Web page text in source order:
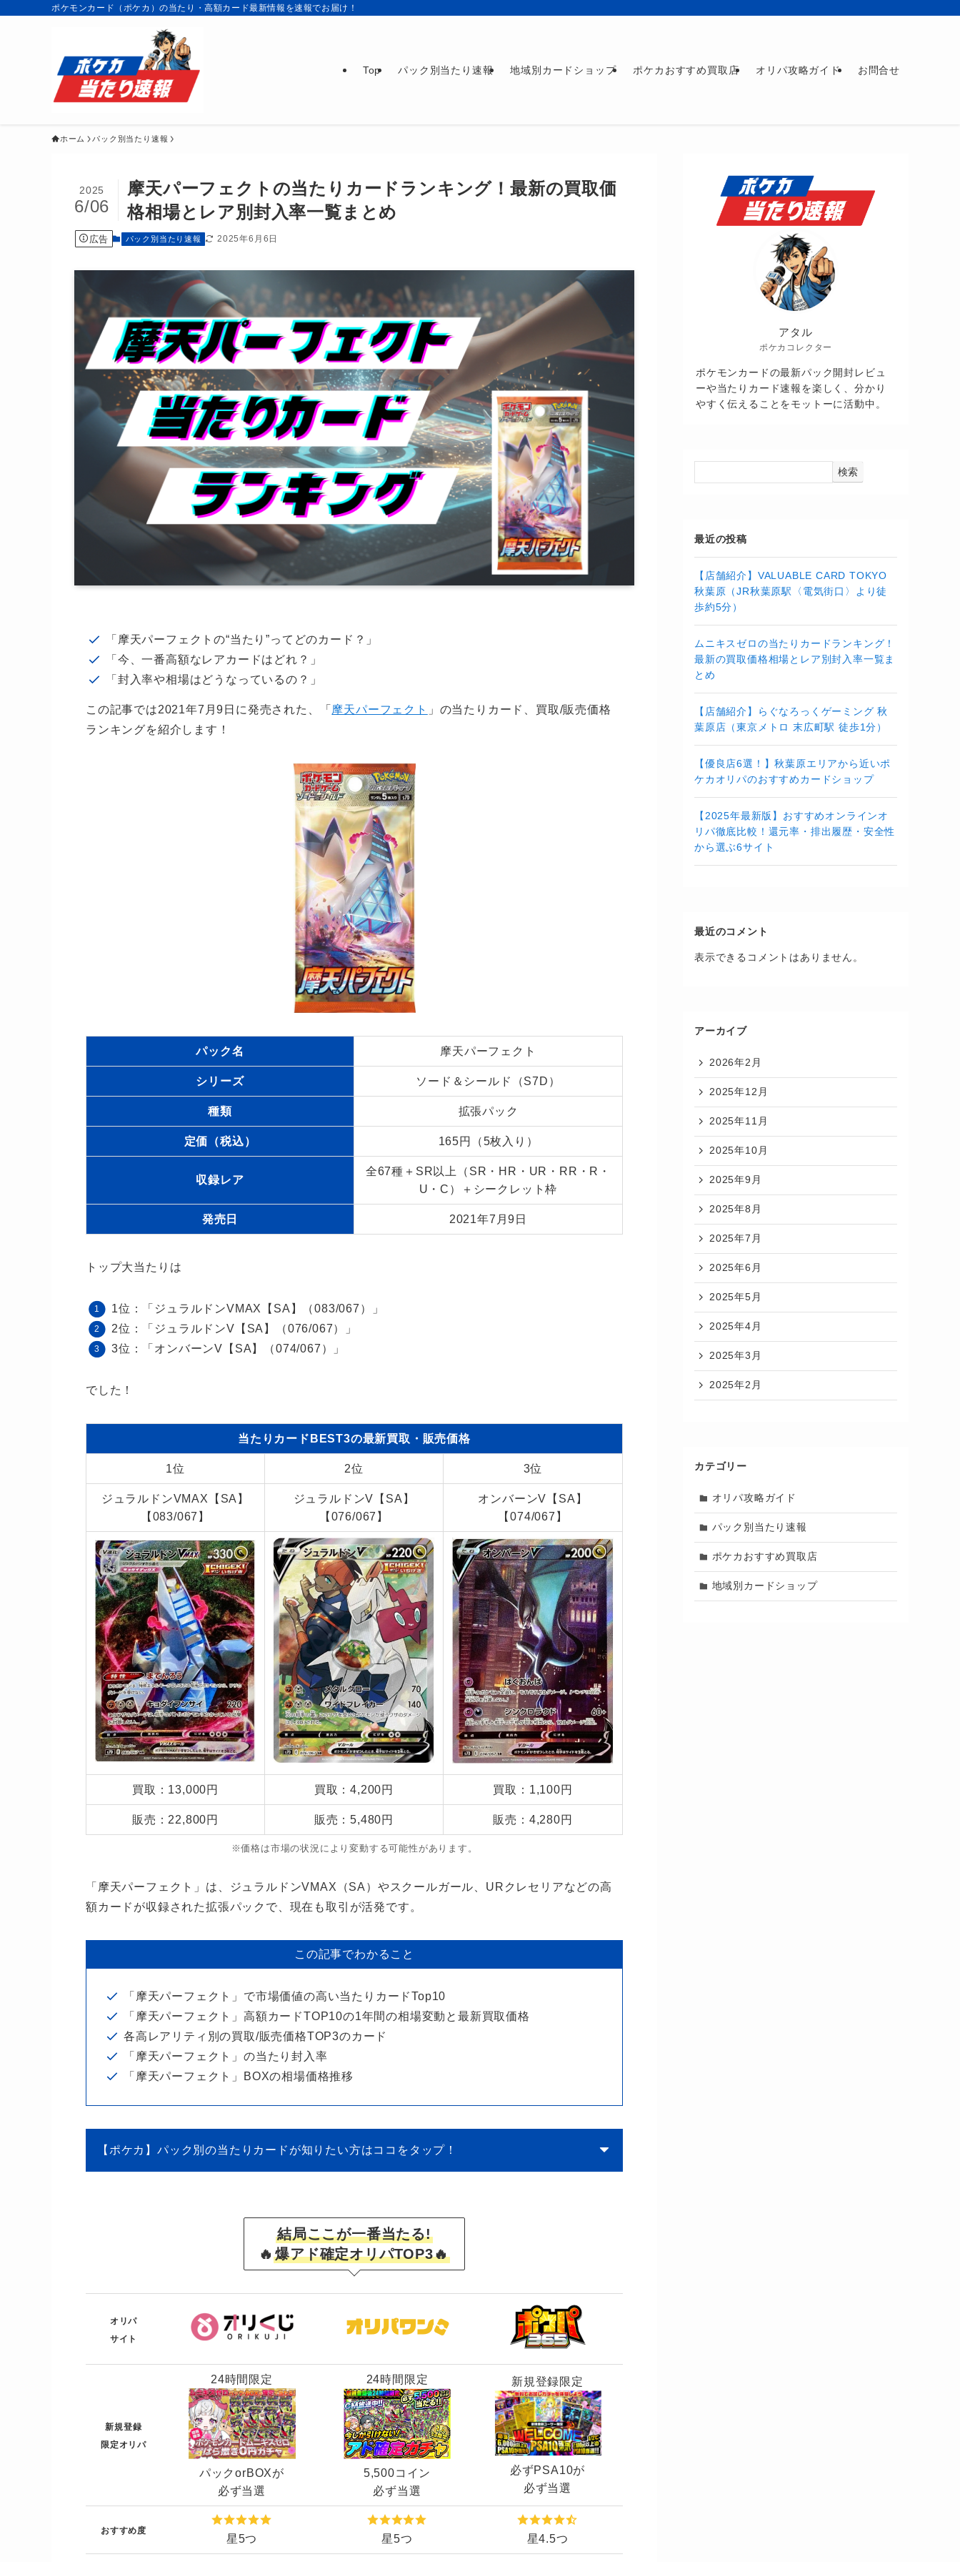
ポケモンカード（ポケカ）の当たり・高額カード最新情報を速報でお届け！
Top パック別当たり速報 地域別カードショップ ポケカおすすめ買取店 オリパ攻略ガイド お問合せ
ホーム パック別当たり速報
摩天パーフェクトの当たりカードランキング！最新の買取価
格相場とレア別封入率一覧まとめ
2025
6/06
広告 パック別当たり速報 2025年6月6日
「摩天パーフェクトの“当たり”ってどのカード？」
「今、一番高額なレアカードはどれ？」
「封入率や相場はどうなっているの？」
この記事では2021年7月9日に発売された、「 摩天パーフェクト
」の当たりカード、買取/販売価格
ランキングを紹介します！
パック名 摩天パーフェクト
シリーズ ソード＆シールド（S7D）
種類 拡張パック
定価（税込） 165円（5枚入り）
収録レア
全67種＋SR以上（SR・HR・UR・RR・R・
U・C）＋シークレット枠
発売日 2021年7月9日
トップ大当たりは
1位：「ジュラルドンVMAX【SA】（083/067）」
2位：「ジュラルドンV【SA】（076/067）」
3位：「オンバーンV【SA】（074/067）」
でした！
当たりカードBEST3の最新買取・販売価格
1位 2位 3位
ジュラルドンVMAX【SA】
【083/067】
ジュラルドンV【SA】
【076/067】
オンバーンV【SA】
【074/067】
買取：13,000円 買取：4,200円 買取：1,100円
販売：22,800円 販売：5,480円 販売：4,280円
※価格は市場の状況により変動する可能性があります。
「摩天パーフェクト」は、ジュラルドンVMAX（SA）やスクールガール、URクレセリアなどの高
額カードが収録された拡張パックで、現在も取引が活発です。
この記事でわかること
「摩天パーフェクト」で市場価値の高い当たりカードTop10
「摩天パーフェクト」高額カードTOP10の1年間の相場変動と最新買取価格
各高レアリティ別の買取/販売価格TOP3のカード
「摩天パーフェクト」の当たり封入率
「摩天パーフェクト」BOXの相場価格推移
【ポケカ】パック別の当たりカードが知りたい方はココをタップ！
結局ここが一番当たる!
🔥爆アド確定オリパTOP3🔥
オリパ
サイト
新規登録
限定オリパ
24時間限定
パックorBOXが
必ず当選
24時間限定
5,500コイン
必ず当選
新規登録限定
必ずPSA10が
必ず当選
おすすめ度
星5つ 星5つ 星4.5つ
アタル
ポケカコレクター
ポケモンカードの最新パック開封レビュ
ーや当たりカード速報を楽しく、分かり
やすく伝えることをモットーに活動中。
検索
最近の投稿
【店舗紹介】VALUABLE CARD TOKYO
秋葉原（JR秋葉原駅〈電気街口〉より徒
歩約5分）
ムニキスゼロの当たりカードランキング！
最新の買取価格相場とレア別封入率一覧ま
とめ
【店舗紹介】らぐなろっくゲーミング 秋
葉原店（東京メトロ 末広町駅 徒歩1分）
【優良店6選！】秋葉原エリアから近いポ
ケカオリパのおすすめカードショップ
【2025年最新版】おすすめオンラインオ
リパ徹底比較！還元率・排出履歴・安全性
から選ぶ6サイト
最近のコメント
表示できるコメントはありません。
アーカイブ
2026年2月
2025年12月
2025年11月
2025年10月
2025年9月
2025年8月
2025年7月
2025年6月
2025年5月
2025年4月
2025年3月
2025年2月
カテゴリー
オリパ攻略ガイド
パック別当たり速報
ポケカおすすめ買取店
地域別カードショップ